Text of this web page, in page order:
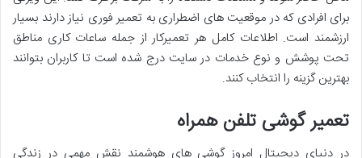
برای افرادی که در موقعیت‌ های اضطراری به تعمیر فوری نیاز دارند بسیار
ارزشمند است. اطلاعات کامل هر تعمیرکار از جمله ساعات کاری مناطق
تحت پوشش و نوع خدمات در سایت درج شده است تا کاربران بتوانند
بهترین گزینه را انتخاب کنند.
تعمیر گوشی‌ تلفن همراه
در دنیای دیجیتال امروز گوشی ‌های هوشمند نقش مهمی در زندگی